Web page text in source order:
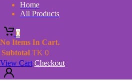
Home
All Products
0
No Items In Cart.
Subtotal TK 0
View Cart Checkout